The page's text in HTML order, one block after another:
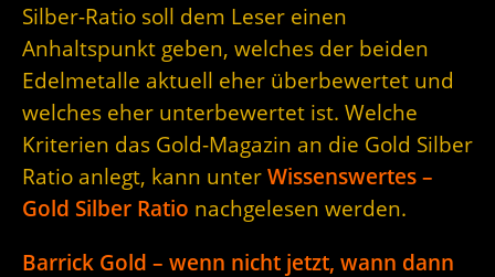
Silber-Ratio soll dem Leser einen
Anhaltspunkt geben, welches der beiden
Edelmetalle aktuell eher überbewertet und
welches eher unterbewertet ist. Welche
Kriterien das Gold-Magazin an die Gold Silber
Ratio anlegt, kann unter Wissenswertes –
Gold Silber Ratio nachgelesen werden.
Barrick Gold – wenn nicht jetzt, wann dann